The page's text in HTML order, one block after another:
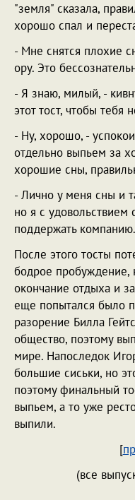
"земля" сказала,
хорошо спал и
- Мне снятся плохие
ору. Это
- Я знаю, милый, -
этот тост, чтобы
- Ну, хорошо, -
отдельно выпьем за
хорошие сны,
- Лично у меня сны и
но я с
поддержать компанию.
После этого тосты
бодрое пробуждение,
окончание отдыха и
еще попытался было
разорение Билла
общество, поэтому
мире. Напоследок
большие сиськи, но
поэтому финальный
выпьем, а то уже
выпили.
[
(все